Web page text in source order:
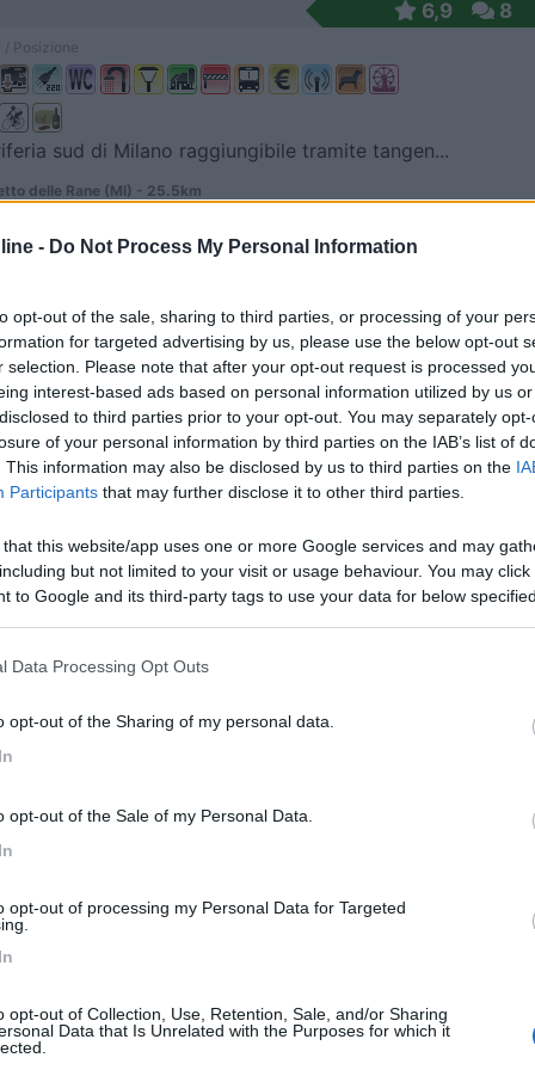
- Do Not Process My Personal Information
opt-out of the sale, sharing to third parties, or processing of your
for targeted advertising by us, please use the below opt-out
selection. Please note that after your opt-out request is processed
interest-based ads based on personal information utilized by us
to third parties prior to your opt-out. You may separately
of your personal information by third parties on the IAB’s list of
This information may also be disclosed by us to third parties on the
Participants that may further disclose it to other third parties.
that this website/app uses one or more Google services and may
but not limited to your visit or usage behaviour. You may
to Google and its third-party tags to use your data for below
Data Processing Opt Outs
opt-out of the Sharing of my personal data.
opt-out of the Sale of my Personal Data.
opt-out of processing my Personal Data for Targeted
opt-out of Collection, Use, Retention, Sale, and/or Sharing
Data that Is Unrelated with the Purposes for which it
6,9 8
sud di Milano raggiungibile tramite tangen...
delle Rane (MI) - 25.5km
sorge in Lomellina e dispone di 5 stalli, senza...
(PV) - 38.8km
della Galliana, 1
/ Posizione
metri dalle sponde del Lago Maggiore, area camper...
27
Posizione
a nord-est del lago di Como, sulle sponde d...
- 63.8km
e Peveri Katia 8